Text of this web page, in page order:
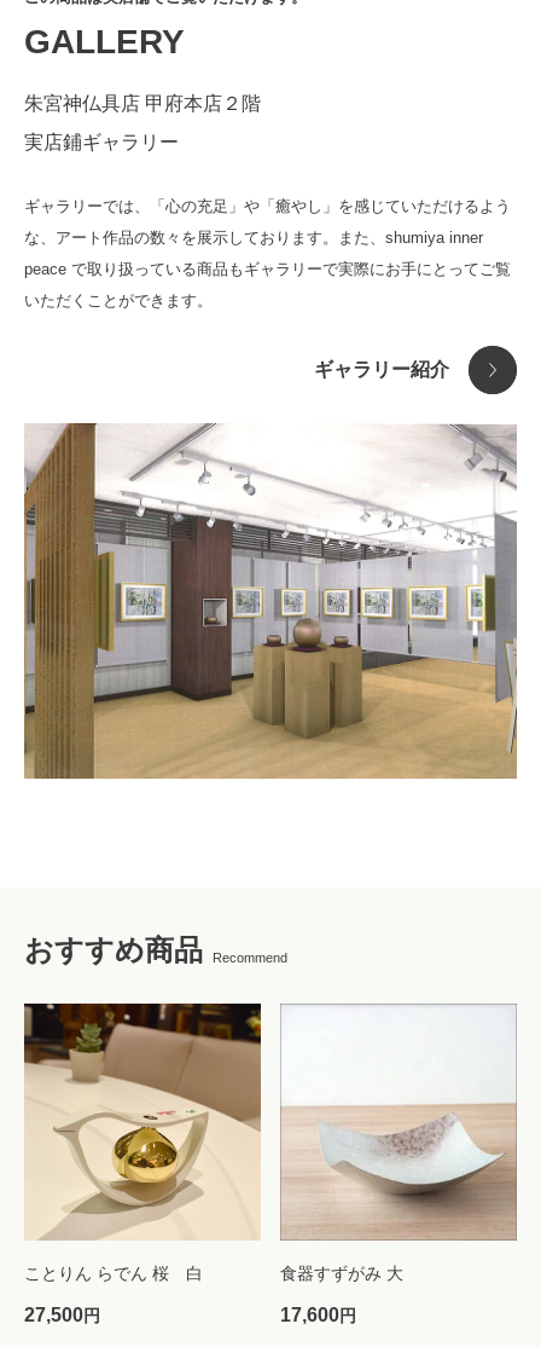
おまもり
仏教アート
インテリア
金運 商売繁盛
平穏 家内安全
勝負 必勝祈願
聞く
ありがとうを込めて
GALLERY
朱宮神仏具店 甲府本店２階
実店鋪ギャラリー
ギャラリーでは、「心の充足」や「癒やし」を感じていただけるよう
な、アート作品の数々を展示しております。また、shumiya inner
peace で取り扱っている商品もギャラリーで実際にお手にとってご覧
いただくことができます。
ギャラリー紹介
おすすめ商品 Recommend
ことりん らでん 桜 白
27,500円
食器すずがみ 大
17,600円